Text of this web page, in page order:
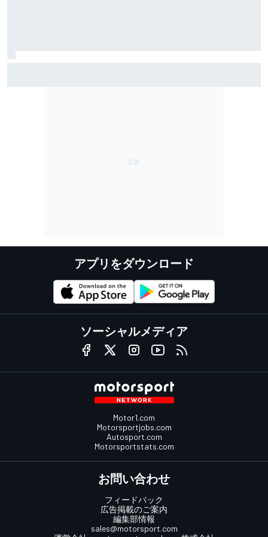
アプリをダウンロード
ソーシャルメディア
Motor1.com
Motorsportjobs.com
Autosport.com
Motorsportstats.com
お問い合わせ
フィードバック
広告掲載のご案内
編集部情報
sales@motorsport.com